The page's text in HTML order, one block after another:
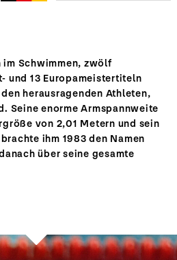
Schwimmen, zwölf
und 13 Europameistertiteln
herausragenden Athleten,
Seine enorme Armspannweite
von 2,01 Metern und sein
ihm 1983 den Namen
über seine gesamte